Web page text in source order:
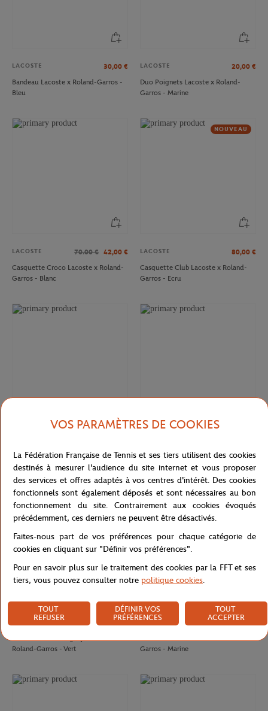
LACOSTE 30,00 €
Bandeau Lacoste x Roland-Garros -
Bleu
LACOSTE 20,00 €
Duo Poignets Lacoste x Roland-
Garros - Marine
LACOSTE 70.00 € 42,00 €
Casquette Croco Lacoste x Roland-
Garros - Blanc
NOUVEAU
LACOSTE 80,00 €
Casquette Club Lacoste x Roland-
Garros - Ecru
Casquette Club Lacoste x Roland-
Garros - Marine
Brief Performance femme Lacoste x
Roland-Garros - Terre battue
LACOSTE 80,00 €
Roland-Garros - Vert
ROLAND GARROS 50,00
Garros - Marine
VOS PARAMÈTRES DE COOKIES
La Fédération Française de Tennis et ses tiers utilisent des cookies
destinés à mesurer l'audience du site internet et vous proposer
des services et offres adaptés à vos centres d'intérêt. Des cookies
fonctionnels sont également déposés et sont nécessaires au bon
fonctionnement du site. Contrairement aux cookies évoqués
précédemment, ces derniers ne peuvent être désactivés.
Faites-nous part de vos préférences pour chaque catégorie de
cookies en cliquant sur "Définir vos préférences".
Pour en savoir plus sur le traitement des cookies par la FFT et ses
tiers, vous pouvez consulter notre politique cookies.
TOUT
REFUSER
DÉFINIR VOS
PRÉFÉRENCES
TOUT
ACCEPTER